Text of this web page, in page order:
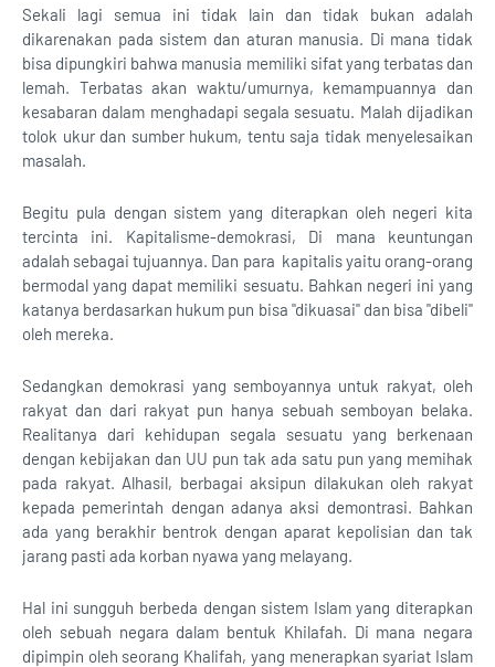
Sekali lagi semua ini tidak lain dan tidak bukan adalah
dikarenakan pada sistem dan aturan manusia. Di mana tidak
bisa dipungkiri bahwa manusia memiliki sifat yang terbatas dan
lemah. Terbatas akan waktu/umurnya, kemampuannya dan
kesabaran dalam menghadapi segala sesuatu. Malah dijadikan
tolok ukur dan sumber hukum, tentu saja tidak menyelesaikan
masalah.
Begitu pula dengan sistem yang diterapkan oleh negeri kita
tercinta ini. Kapitalisme-demokrasi, Di mana keuntungan
adalah sebagai tujuannya. Dan para kapitalis yaitu orang-orang
bermodal yang dapat memiliki sesuatu. Bahkan negeri ini yang
katanya berdasarkan hukum pun bisa "dikuasai" dan bisa "dibeli"
oleh mereka.
Sedangkan demokrasi yang semboyannya untuk rakyat, oleh
rakyat dan dari rakyat pun hanya sebuah semboyan belaka.
Realitanya dari kehidupan segala sesuatu yang berkenaan
dengan kebijakan dan UU pun tak ada satu pun yang memihak
pada rakyat. Alhasil, berbagai aksipun dilakukan oleh rakyat
kepada pemerintah dengan adanya aksi demontrasi. Bahkan
ada yang berakhir bentrok dengan aparat kepolisian dan tak
jarang pasti ada korban nyawa yang melayang.
Hal ini sungguh berbeda dengan sistem Islam yang diterapkan
oleh sebuah negara dalam bentuk Khilafah. Di mana negara
dipimpin oleh seorang Khalifah, yang menerapkan syariat Islam